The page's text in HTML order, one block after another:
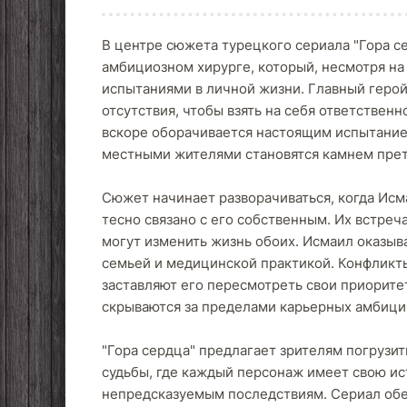
В центре сюжета турецкого сериала "Гора
амбициозном хирурге, который, несмотря
испытаниями в личной жизни. Главный
отсутствия, чтобы взять на себя
вскоре оборачивается настоящим
местными жителями становятся камнем
Сюжет начинает разворачиваться, когда
тесно связано с его собственным. Их
могут изменить жизнь обоих. Исмаил
семьей и медицинской практикой.
заставляют его пересмотреть свои
скрываются за пределами карьерных
"Гора сердца" предлагает зрителям
судьбы, где каждый персонаж имеет свою
непредсказуемым последствиям. Сериал